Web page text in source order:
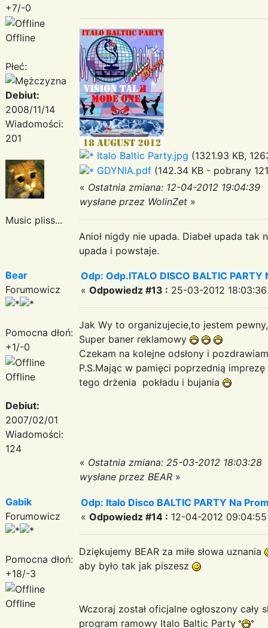
+7/-0
Offline
Płeć:
Debiut:
2008/11/14
Wiadomości:
201
Music pliss...
Italo Baltic Party.jpg (1321.93 KB,
GDYNIA.pdf (142.34 KB - pobrany
« Ostatnia zmiana: 12-04-2012 19:04:39
wysłane przez WolinZet »
Anioł nigdy nie upada. Diabeł upada
upada i powstaje.
Bear
Forumowicz
Pomocna dłoń:
+1/-0
Offline
Debiut:
2007/02/01
Wiadomości:
124
Odp: Odp.ITALO DISCO BALTIC PARTY
« Odpowiedz #13 : 25-03-2012
Jak Wy to organizujecie,to jestem
Super baner reklamowy
Czekam na kolejne odsłony i
P.S.Mając w pamięci poprzednią
tego drżenia pokładu i bujania
« Ostatnia zmiana: 25-03-2012 18:03:28
wysłane przez BEAR »
Gabik
Forumowicz
Pomocna dłoń:
+18/-3
Offline
Odp: Italo Disco BALTIC PARTY Na
« Odpowiedz #14 : 12-04-2012
Dziękujemy BEAR za miłe słowa uznania
aby było tak jak piszesz
Wczoraj został oficjalne ogłoszony cały
program ramowy Italo Baltic Party